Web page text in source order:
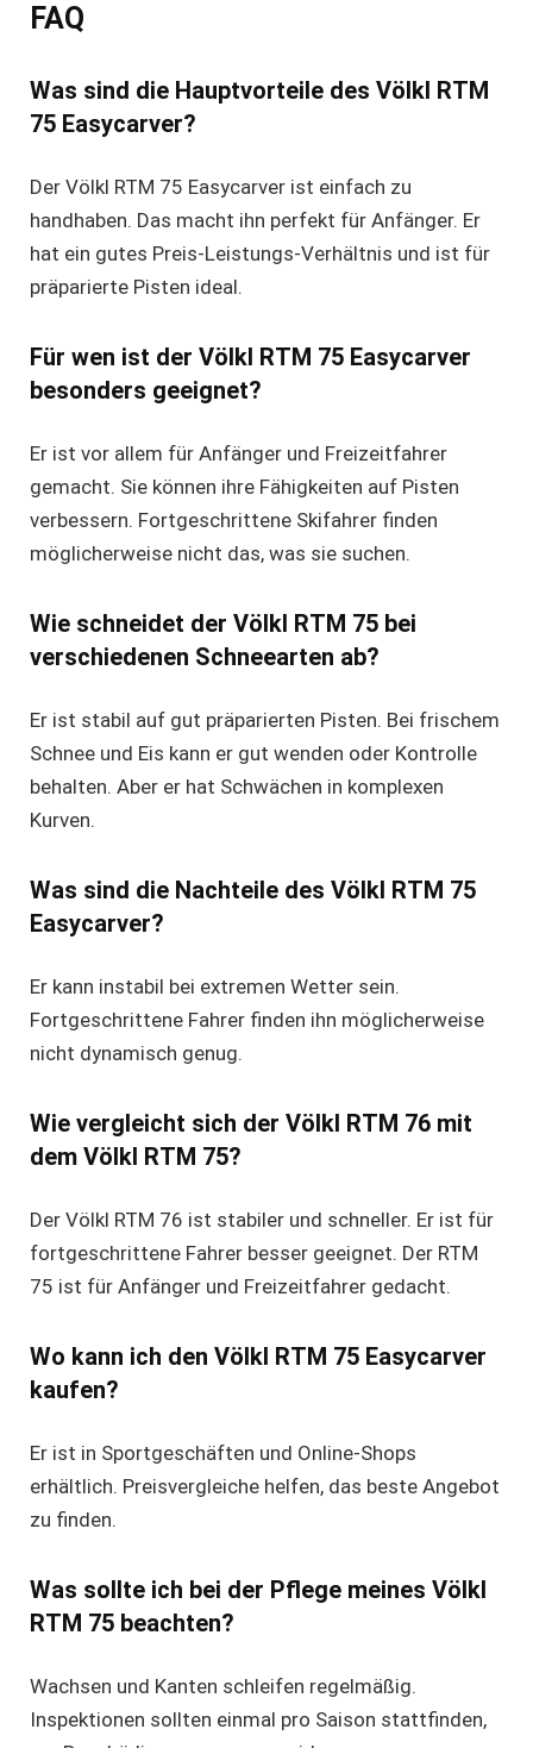
FAQ
Was sind die Hauptvorteile des Völkl RTM
75 Easycarver?
Der Völkl RTM 75 Easycarver ist einfach zu
handhaben. Das macht ihn perfekt für Anfänger. Er
hat ein gutes Preis-Leistungs-Verhältnis und ist für
präparierte Pisten ideal.
Für wen ist der Völkl RTM 75 Easycarver
besonders geeignet?
Er ist vor allem für Anfänger und Freizeitfahrer
gemacht. Sie können ihre Fähigkeiten auf Pisten
verbessern. Fortgeschrittene Skifahrer finden
möglicherweise nicht das, was sie suchen.
Wie schneidet der Völkl RTM 75 bei
verschiedenen Schneearten ab?
Er ist stabil auf gut präparierten Pisten. Bei frischem
Schnee und Eis kann er gut wenden oder Kontrolle
behalten. Aber er hat Schwächen in komplexen
Kurven.
Was sind die Nachteile des Völkl RTM 75
Easycarver?
Er kann instabil bei extremen Wetter sein.
Fortgeschrittene Fahrer finden ihn möglicherweise
nicht dynamisch genug.
Wie vergleicht sich der Völkl RTM 76 mit
dem Völkl RTM 75?
Der Völkl RTM 76 ist stabiler und schneller. Er ist für
fortgeschrittene Fahrer besser geeignet. Der RTM
75 ist für Anfänger und Freizeitfahrer gedacht.
Wo kann ich den Völkl RTM 75 Easycarver
kaufen?
Er ist in Sportgeschäften und Online-Shops
erhältlich. Preisvergleiche helfen, das beste Angebot
zu finden.
Was sollte ich bei der Pflege meines Völkl
RTM 75 beachten?
Wachsen und Kanten schleifen regelmäßig.
Inspektionen sollten einmal pro Saison stattfinden,